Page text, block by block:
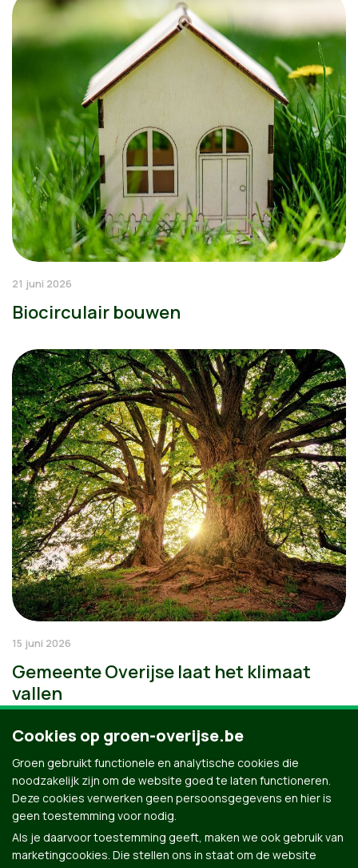
21 juni 2026
Biocirculair bouwen
15 juni 2026
Gemeente Overijse laat het klimaat
vallen
Cookies op groen-overijse.be
Groen gebruikt functionele en analytische cookies die
noodzakelijk zijn om de website goed te laten functioneren.
Deze cookies verwerken geen persoonsgegevens en hier is
geen toestemming voor nodig.
Als je daarvoor toestemming geeft, maken we ook gebruik van
marketingcookies. Die stellen ons in staat om de website